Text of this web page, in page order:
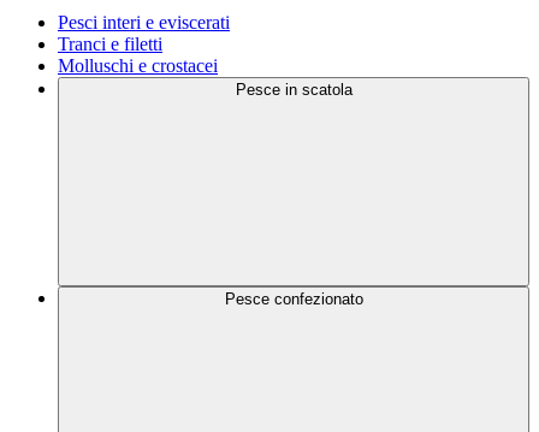
Pesci interi e eviscerati
Tranci e filetti
Molluschi e crostacei
Pesce in scatola
Pesce confezionato